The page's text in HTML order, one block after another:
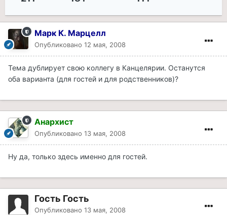
Марк К. Марцелл
Опубликовано 12 мая, 2008
Тема дублирует свою коллегу в Канцелярии. Останутся
оба варианта (для гостей и для родственников)?
Анархист
Опубликовано 13 мая, 2008
Ну да, только здесь именно для гостей.
Гость Гость
Опубликовано 13 мая, 2008